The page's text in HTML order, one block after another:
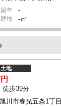
築年 -
建物 -㎡
川市春光五条1丁目
土地
徒歩39分